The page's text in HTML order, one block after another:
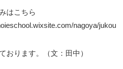
はこちら
nagoya/jukou
おります。（文：田中）